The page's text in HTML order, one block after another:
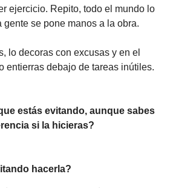
ejercicio. Repito, todo el mundo lo
gente se pone manos a la obra.
lo decoras con excusas y en el
entierras debajo de tareas inútiles.
estás evitando, aunque sabes
si la hicieras?
hacerla?